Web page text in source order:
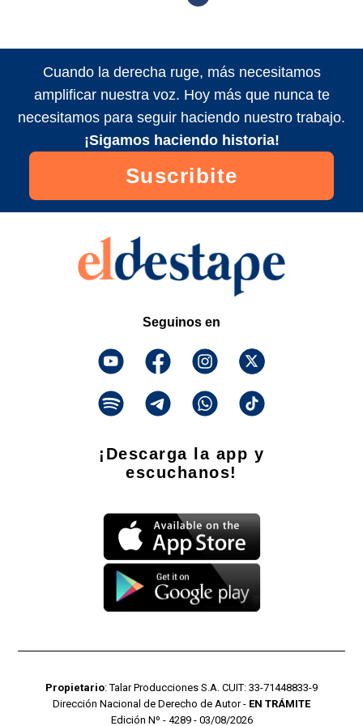
Cuando la derecha ruge, más necesitamos
amplificar nuestra voz. Hoy más que nunca te
necesitamos para seguir haciendo nuestro trabajo.
¡Sigamos haciendo historia!
Suscribite
Seguinos en
¡Descarga la app y
escuchanos!
Propietario: Talar Producciones S.A. CUIT: 33-71448833-9
Dirección Nacional de Derecho de Autor - EN TRÁMITE
Edición Nº - 4289 - 03/08/2026